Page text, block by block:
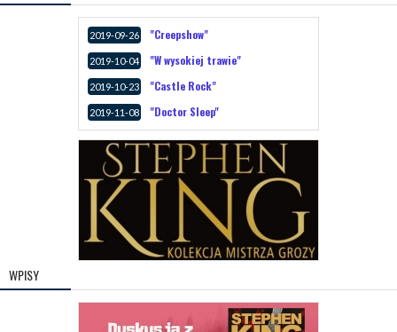
2019-09-26 "Creepshow"
2019-10-04 "W wysokiej trawie"
2019-10-23 "Castle Rock"
2019-11-08 "Doctor Sleep"
WPISY